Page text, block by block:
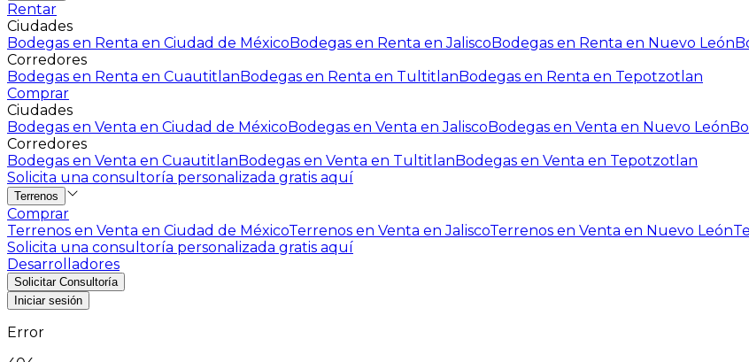
Rentar
Ciudades
Bodegas en Renta en Ciudad de MéxicoBodegas en Renta en JaliscoBodegas en Renta en Nuevo León
Corredores
Bodegas en Renta en CuautitlanBodegas en Renta en TultitlanBodegas en Renta en Tepotzotlan
Comprar
Ciudades
Bodegas en Venta en Ciudad de MéxicoBodegas en Venta en JaliscoBodegas en Venta en Nuevo León
Corredores
Bodegas en Venta en CuautitlanBodegas en Venta en TultitlanBodegas en Venta en Tepotzotlan
Solicita una consultoría personalizada gratis aquí
Terrenos
Comprar
Terrenos en Venta en Ciudad de MéxicoTerrenos en Venta en JaliscoTerrenos en Venta en Nuevo León
Solicita una consultoría personalizada gratis aquí
Desarrolladores
Solicitar Consultoría
Iniciar sesión
Error